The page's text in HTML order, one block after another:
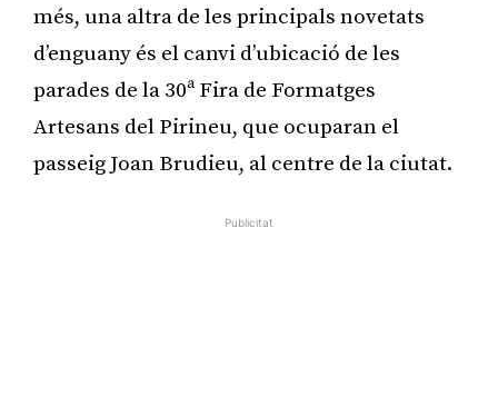
més, una altra de les principals novetats
d’enguany és el canvi d’ubicació de les
parades de la 30ª Fira de Formatges
Artesans del Pirineu, que ocuparan el
passeig Joan Brudieu, al centre de la ciutat.
Publicitat